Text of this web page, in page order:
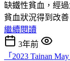
缺鐵性貧血，經
貧血狀況得到改
繼續閱讀
3年前
「2023 Tainan